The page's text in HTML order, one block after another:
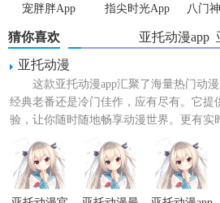
宠胖胖App 指尖时光App 八门
猜你喜欢
亚托动漫app
亚托动漫
这款亚托动漫app汇聚了海量热门动
经典老番还是冷门佳作，应有尽有。它提
验，让你随时随地畅享动漫世界。更有实